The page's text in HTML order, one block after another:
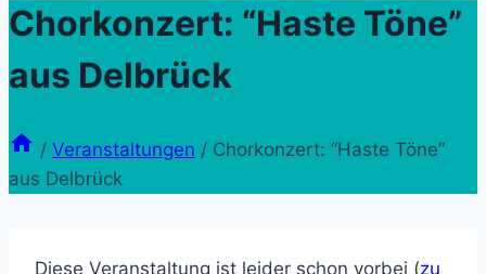
Chorkonzert: “Haste Töne”
aus Delbrück
/ Veranstaltungen / Chorkonzert: “Haste Töne”
aus Delbrück
Diese Veranstaltung ist leider schon vorbei (zu